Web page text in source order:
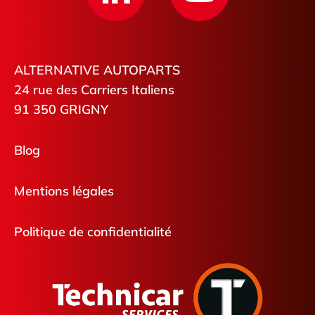
ALTERNATIVE AUTOPARTS
24 rue des Carriers Italiens
91 350 GRIGNY
Blog
Mentions légales
Politique de confidentialité